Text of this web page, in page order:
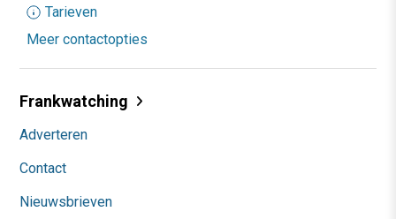
Tarieven
Meer contactopties
Frankwatching
Adverteren
Contact
Nieuwsbrieven